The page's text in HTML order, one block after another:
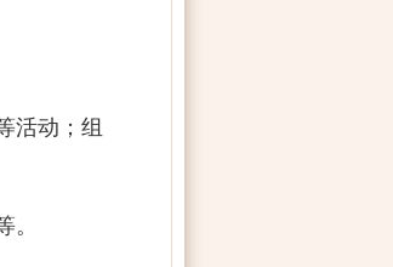
活动；组
。